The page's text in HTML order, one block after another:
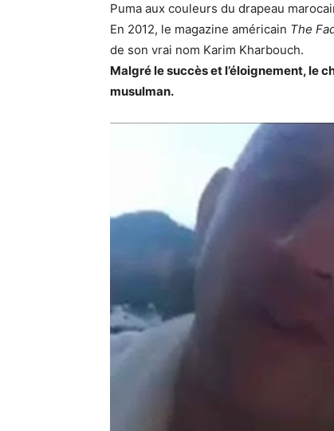
Puma aux couleurs du drapeau
En 2012, le magazine américain The
de son vrai nom Karim Kharbouch.
Malgré le succès et l’éloignement, le
musulman.